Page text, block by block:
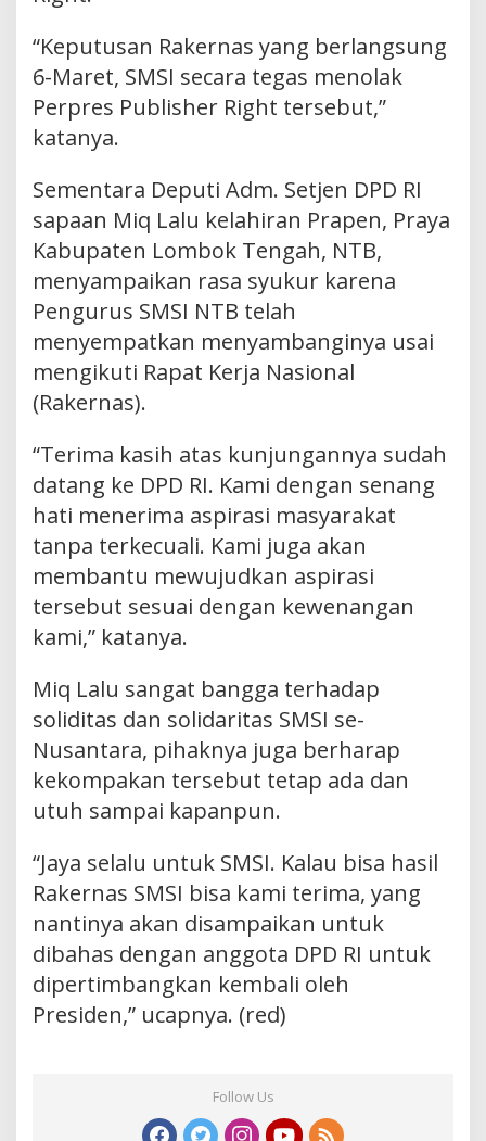
“Keputusan Rakernas yang berlangsung
6-Maret, SMSI secara tegas menolak
Perpres Publisher Right tersebut,”
katanya.
Sementara Deputi Adm. Setjen DPD RI
sapaan Miq Lalu kelahiran Prapen, Praya
Kabupaten Lombok Tengah, NTB,
menyampaikan rasa syukur karena
Pengurus SMSI NTB telah
menyempatkan menyambanginya usai
mengikuti Rapat Kerja Nasional
(Rakernas).
“Terima kasih atas kunjungannya sudah
datang ke DPD RI. Kami dengan senang
hati menerima aspirasi masyarakat
tanpa terkecuali. Kami juga akan
membantu mewujudkan aspirasi
tersebut sesuai dengan kewenangan
kami,” katanya.
Miq Lalu sangat bangga terhadap
soliditas dan solidaritas SMSI se-
Nusantara, pihaknya juga berharap
kekompakan tersebut tetap ada dan
utuh sampai kapanpun.
“Jaya selalu untuk SMSI. Kalau bisa hasil
Rakernas SMSI bisa kami terima, yang
nantinya akan disampaikan untuk
dibahas dengan anggota DPD RI untuk
dipertimbangkan kembali oleh
Presiden,” ucapnya. (red)
Follow Us